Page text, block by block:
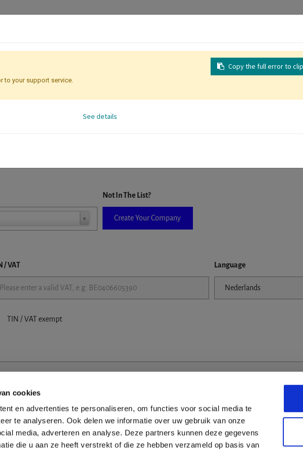
cookies
en advertenties te personaliseren, om functies voor social media te
te analyseren. Ook delen we informatie over uw gebruik van onze
media, adverteren en analyse. Deze partners kunnen deze gegevens
die u aan ze heeft verstrekt of die ze hebben verzameld op basis van
a company is selected it will auto-complete the form. If you don't find your company in our
Not In The List?
Create Your Company
/ VAT Language
TIN / VAT exempt
Copy the full error to
to your support service.
See details